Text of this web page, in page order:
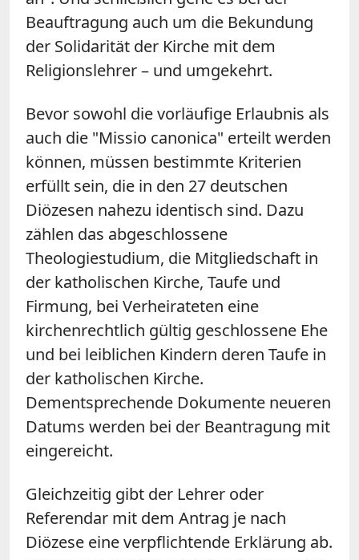
Beauftragung auch um die Bekundung
der Solidarität der Kirche mit dem
Religionslehrer – und umgekehrt.
Bevor sowohl die vorläufige Erlaubnis als
auch die "Missio canonica" erteilt werden
können, müssen bestimmte Kriterien
erfüllt sein, die in den 27 deutschen
Diözesen nahezu identisch sind. Dazu
zählen das abgeschlossene
Theologiestudium, die Mitgliedschaft in
der katholischen Kirche, Taufe und
Firmung, bei Verheirateten eine
kirchenrechtlich gültig geschlossene Ehe
und bei leiblichen Kindern deren Taufe in
der katholischen Kirche.
Dementsprechende Dokumente neueren
Datums werden bei der Beantragung mit
eingereicht.
Gleichzeitig gibt der Lehrer oder
Referendar mit dem Antrag je nach
Diözese eine verpflichtende Erklärung ab.